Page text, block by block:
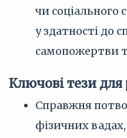
чи соціального
у здатності до
самопожертви
Ключові тези
Справжня
фізичних